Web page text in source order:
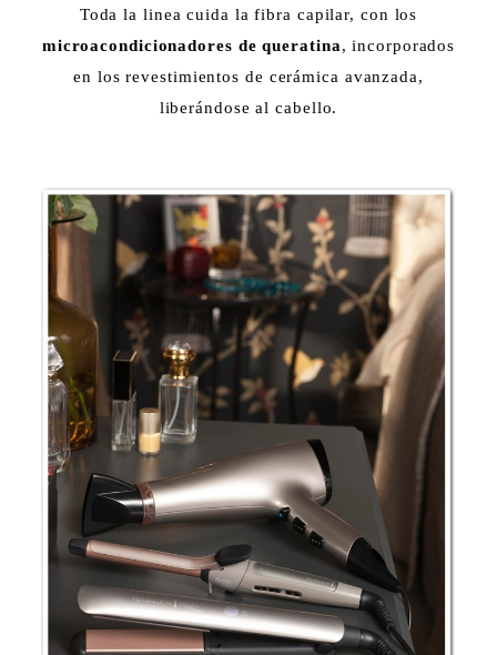
Toda la linea cuida la fibra capilar, con los
microacondicionadores de queratina, incorporados
en los revestimientos de cerámica avanzada,
liberándose al cabello.